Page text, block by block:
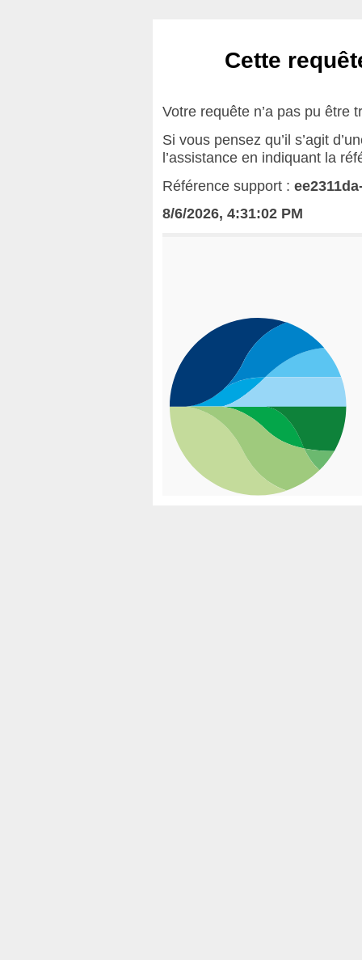
Cette
Votre requête n’a pas pu être
Si vous pensez qu’il s’agit
l’assistance en indiquant la
Référence support :
8/6/2026, 4:31:02 PM